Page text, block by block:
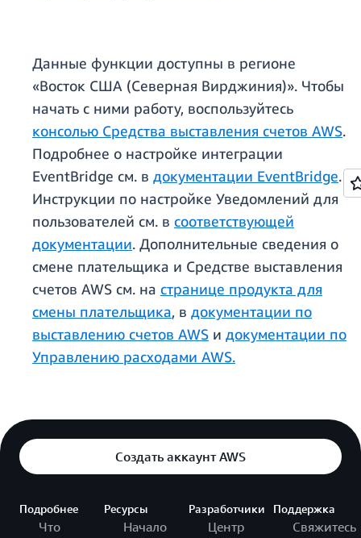
Данные функции доступны в регионе
«Восток США (Северная Вирджиния)». Чтобы
начать с ними работу, воспользуйтесь
консолью Средства выставления счетов AWS.
Подробнее о настройке интеграции
EventBridge см. в документации EventBridge.
Инструкции по настройке Уведомлений для
пользователей см. в соответствующей
документации. Дополнительные сведения о
смене плательщика и Средстве выставления
счетов AWS см. на странице продукта для
смены плательщика, в документации по
выставлению счетов AWS и документации по
Управлению расходами AWS.
Создать аккаунт AWS
Подробнее
Что
Ресурсы
Начало
Разработчики
Центр
Поддержка
Свяжитесь